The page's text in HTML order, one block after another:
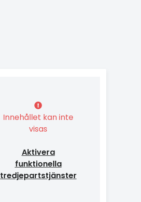
Innehållet kan inte
visas
Aktivera
funktionella
tredjepartstjänster